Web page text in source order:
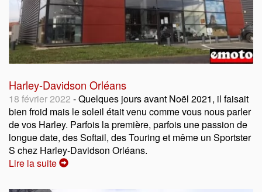
Harley-Davidson Orléans
18 février 2022 - Quelques jours avant Noël 2021, il faisait
bien froid mais le soleil était venu comme vous nous parler
de vos Harley. Parfois la première, parfois une passion de
longue date, des Softail, des Touring et même un Sportster
S chez Harley-Davidson Orléans.
Lire la suite